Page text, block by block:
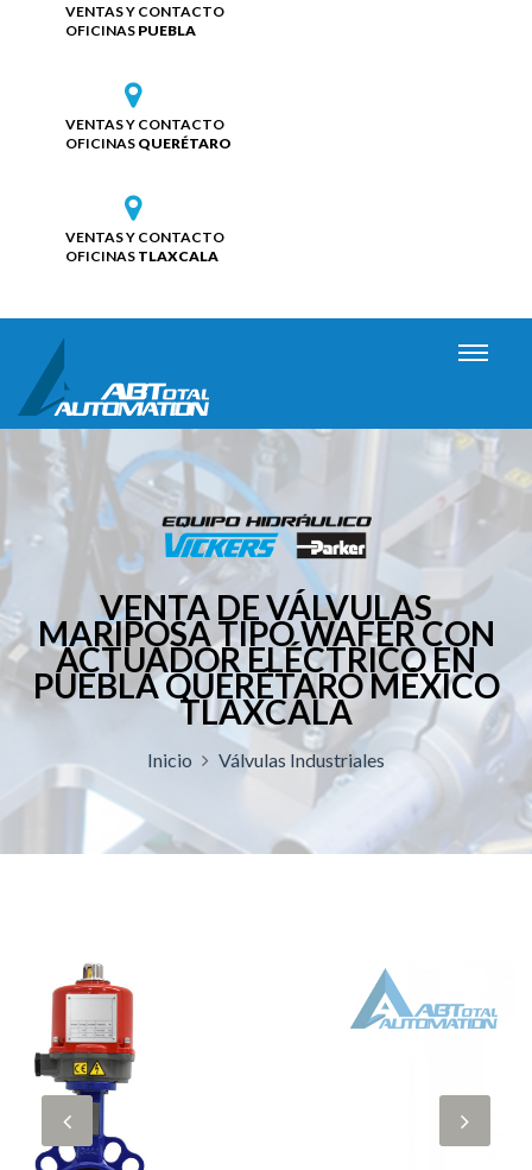
VENTAS Y CONTACTO
OFICINAS PUEBLA
VENTAS Y CONTACTO
OFICINAS QUERÉTARO
VENTAS Y CONTACTO
OFICINAS TLAXCALA
VENTA DE VÁLVULAS
MARIPOSA TIPO WAFER CON
ACTUADOR ELÉCTRICO EN
PUEBLA QUERÉTARO MÉXICO
TLAXCALA
Inicio Válvulas Industriales